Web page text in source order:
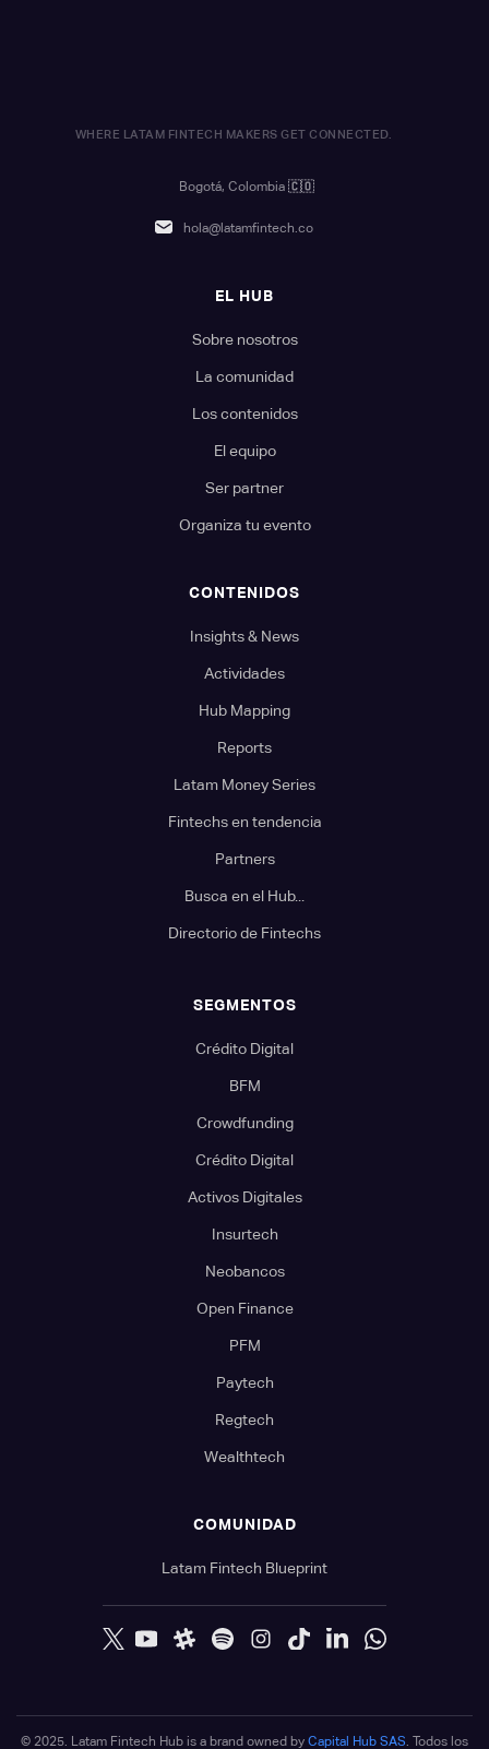
WHERE LATAM FINTECH MAKERS GET CONNECTED.
Bogotá, Colombia 🇨🇴
hola@latamfintech.co
EL HUB
Sobre nosotros
La comunidad
Los contenidos
El equipo
Ser partner
Organiza tu evento
CONTENIDOS
Insights & News
Actividades
Hub Mapping
Reports
Latam Money Series
Fintechs en tendencia
Partners
Busca en el Hub...
Directorio de Fintechs
SEGMENTOS
Crédito Digital
BFM
Crowdfunding
Crédito Digital
Activos Digitales
Insurtech
Neobancos
Open Finance
PFM
Paytech
Regtech
Wealthtech
COMUNIDAD
Latam Fintech Blueprint
© 2025. Latam Fintech Hub is a brand owned by Capital Hub SAS . Todos los